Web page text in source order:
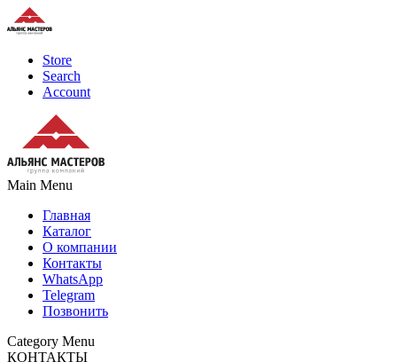
Store
Search
Account
Main Menu
Главная
Каталог
О компании
Контакты
WhatsApp
Telegram
Позвонить
Category Menu
КОНТАКТЫ